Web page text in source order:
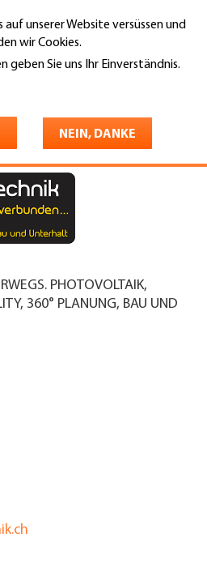
unserer Website versüssen und
wir Cookies.
Sie uns Ihr Einverständnis.
NEIN, DANKE
ag
PHOTOVOLTAIK,
360° PLANUNG, BAU UND